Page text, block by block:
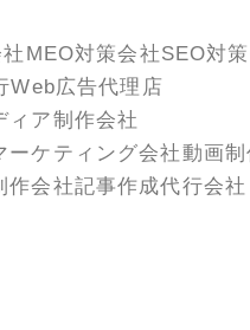
MEO対策会社SEO対
Web広告代理店
ィア制作会社
ーケティング会社動画
作会社記事作成代行会社